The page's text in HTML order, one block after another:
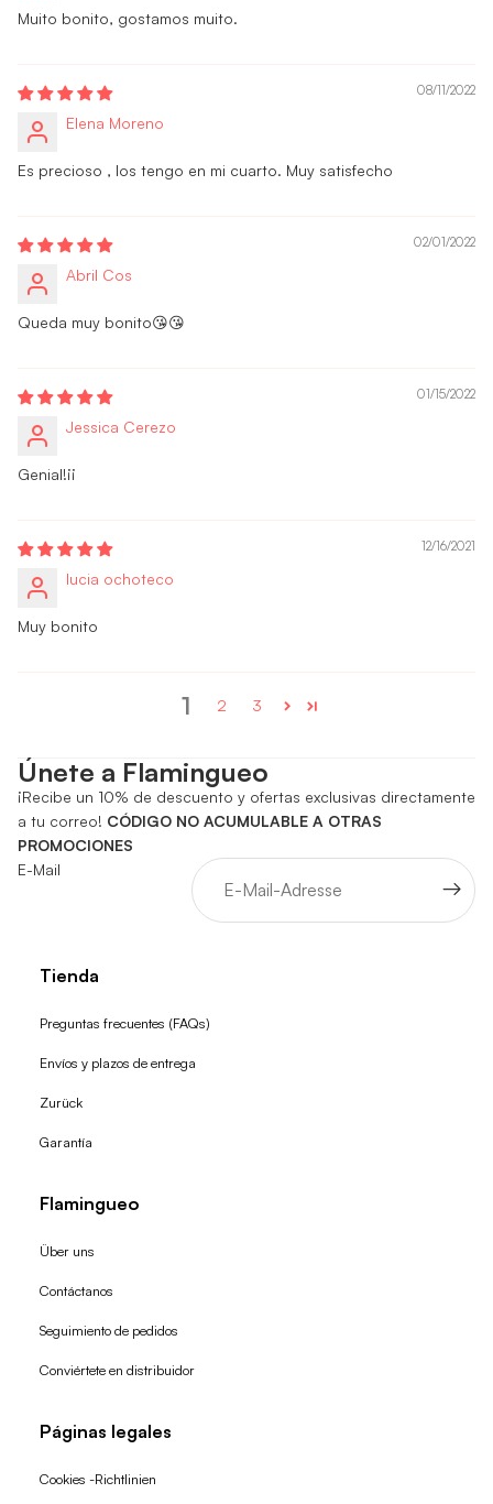
Muito bonito, gostamos muito.
08/11/2022
Elena Moreno
Es precioso , los tengo en mi cuarto. Muy satisfecho
02/01/2022
Abril Cos
Queda muy bonito😘😘
01/15/2022
Jessica Cerezo
Genial!¡¡
12/16/2021
lucia ochoteco
Muy bonito
1 2 3
Únete a Flamingueo
¡Recibe un 10% de descuento y ofertas exclusivas directamente
a tu correo! CÓDIGO NO ACUMULABLE A OTRAS
PROMOCIONES
E-Mail
Tienda
Preguntas frecuentes (FAQs)
Envíos y plazos de entrega
Zurück
Garantía
Flamingueo
Über uns
Contáctanos
Seguimiento de pedidos
Conviértete en distribuidor
Páginas legales
Cookies -Richtlinien